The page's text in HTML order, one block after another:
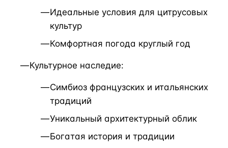
Идеальные условия для цитрусовых
культур
Комфортная погода круглый год
Культурное наследие:
Симбиоз французских и итальянских
традиций
Уникальный архитектурный облик
Богатая история и традиции